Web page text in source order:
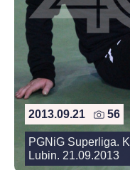
2013.09.21 56
PGNiG Superliga.
Lubin. 21.09.2013